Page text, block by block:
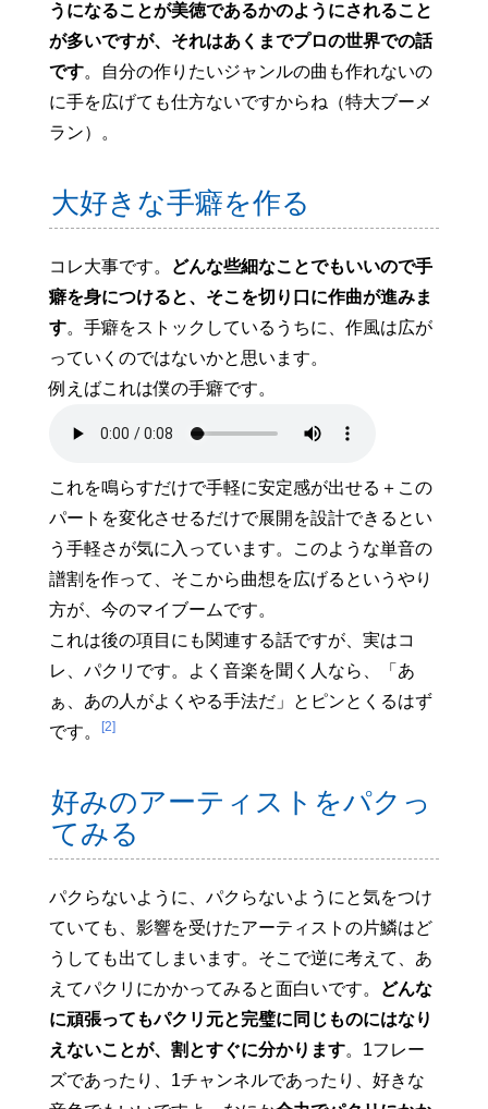
うになることが美徳であるかのようにされること
が多いですが、それはあくまでプロの世界での話
です。自分の作りたいジャンルの曲も作れないの
に手を広げても仕方ないですからね（特大ブーメ
ラン）。
大好きな手癖を作る
コレ大事です。
どんな些細なことでもいいので手
癖を身につけると、そこを切り口に作曲が進みま
す。手癖をストックしているうちに、作風は広が
っていくのではないかと思います。
例えばこれは僕の手癖です。
これを鳴らすだけで手軽に安定感が出せる＋この
パートを変化させるだけで展開を設計できるとい
う手軽さが気に入っています。このような単音の
譜割を作って、そこから曲想を広げるというやり
方が、今のマイブームです。
これは後の項目にも関連する話ですが、実はコ
レ、パクリです。よく音楽を聞く人なら、「あ
ぁ、あの人がよくやる手法だ」とピンとくるはず
です。
[2]
好みのアーティストをパクっ
てみる
パクらないように、パクらないようにと気をつけ
ていても、影響を受けたアーティストの片鱗はど
うしても出てしまいます。そこで逆に考えて、あ
えてパクリにかかってみると面白いです。
どんな
に頑張ってもパクリ元と完璧に同じものにはなり
えないことが、割とすぐに分かります。1フレー
ズであったり、1チャンネルであったり、好きな